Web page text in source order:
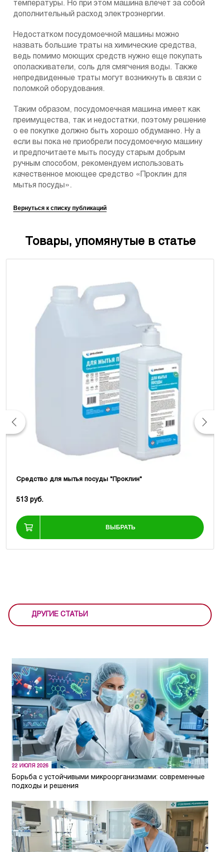
температуры. Но при этом машина влечет за собой
дополнительный расход электроэнергии.
Недостатком посудомоечной машины можно
назвать большие траты на химические средства,
ведь помимо моющих средств нужно еще покупать
ополаскиватели, соль для смягчения воды. Также
непредвиденные траты могут возникнуть в связи с
поломкой оборудования.
Таким образом, посудомоечная машина имеет как
преимущества, так и недостатки, поэтому решение
о ее покупке должно быть хорошо обдуманно. Ну а
если вы пока не приобрели посудомоечную машину
и предпочитаете мыть посуду старым добрым
ручным способом, рекомендуем использовать
качественное моющее средство «Проклин для
мытья посуды».
Вернуться к списку публикаций
Товары, упомянутые в статье
Средство для мытья посуды "Проклин"
513 руб.
ВЫБРАТЬ
ДРУГИЕ СТАТЬИ
22 ИЮЛЯ 2026
Борьба с устойчивыми микроорганизмами: современные
подходы и решения